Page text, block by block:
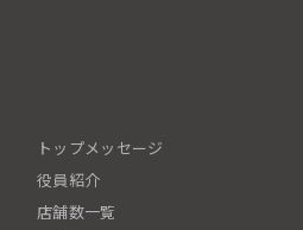
トップメッセージ
役員紹介
店舗数一覧